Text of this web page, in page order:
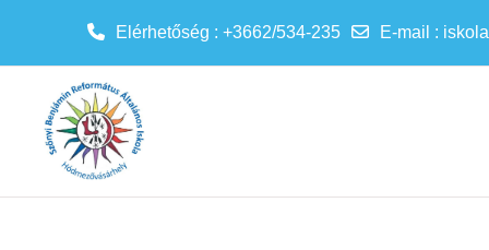
Elérhetőség : +3662/534-235 E-mail :